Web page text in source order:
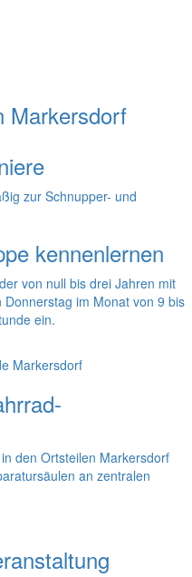
Markersdorf
zur Schnupper- und
kennenlernen
von null bis drei Jahren mit
im Monat von 9 bis
ein.
Markersdorf
den Ortsteilen Markersdorf
an zentralen